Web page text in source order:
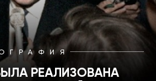
РЕАЛИЗОВАНА